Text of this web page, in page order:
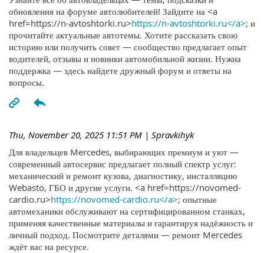
обновления на форуме автолюбителей! Зайдите на <a
href=https://n-avtoshtorki.ru>https://n-avtoshtorki.ru</a>; и
прочитайте актуальные автотемы. Хотите рассказать свою
историю или получить совет — сообщество предлагает опыт
водителей, отзывы и новинки автомобильной жизни. Нужна
поддержка — здесь найдете дружный форум и ответы на
вопросы.
Thu, November 20, 2025 11:51 PM | Spravkihyk
Для владельцев Mercedes, выбирающих премиум и уют —
современный автосервис предлагает полный спектр услуг:
механический и ремонт кузова, диагностику, инсталляцию
Webasto, ГБО и другие услуги. <a href=https://novomed-
cardio.ru>https://novomed-cardio.ru</a>; опытные
автомеханики обслуживают на сертифицированном станках,
применяя качественные материалы и гарантируя надёжность и
личный подход. Посмотрите деталями — ремонт Mercedes
ждёт вас на ресурсе.